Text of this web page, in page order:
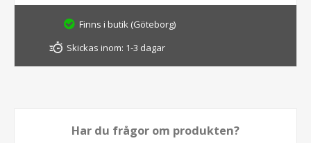
Finns i butik (Göteborg)
Skickas inom: 1-3 dagar
Har du frågor om produkten?